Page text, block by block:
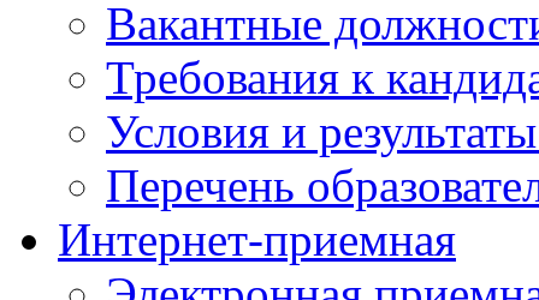
Вакантные
Требования к
Условия и
Перечень
Интернет-приемная